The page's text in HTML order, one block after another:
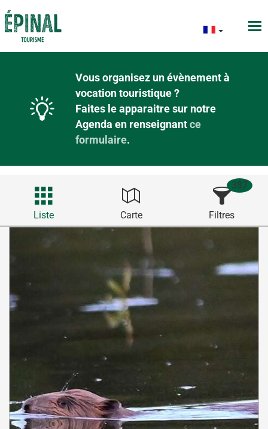
Vous organisez un évènement à
vocation touristique ?
Faites le apparaitre sur notre
Agenda en renseignantce
formulaire.
Liste Carte Filtres
387